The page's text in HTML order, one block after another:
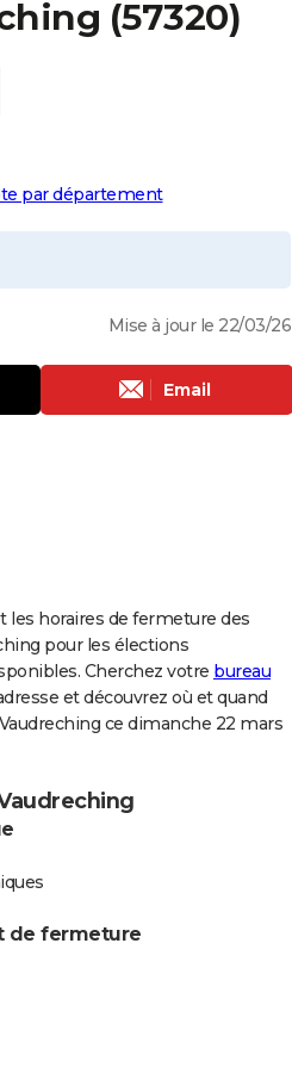
(57320)
par département
Mise à jour le 22/03/26
Email
les horaires de fermeture des
pour les élections
Cherchez votre bureau
et découvrez où et quand
ce dimanche 22 mars
de fermeture